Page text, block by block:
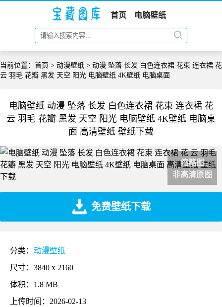
首页 电脑壁纸
当前位置： 首页 > 动漫壁纸 > 动漫 坠落 长发 白色连衣裙 花束 连衣裙 花
云 羽毛 花瓣 黑发 天空 阳光 电脑壁纸 4K壁纸 电脑桌面
电脑壁纸 动漫 坠落 长发 白色连衣裙 花束 连衣裙 花
云 羽毛 花瓣 黑发 天空 阳光 电脑壁纸 4K壁纸 电脑桌
面 高清壁纸 壁纸下载
缩略图
非高清原图
免费壁纸下载
分类： 动漫壁纸
尺寸：3840 x 2160
体积：1.8 MB
上传时间：2026-02-13